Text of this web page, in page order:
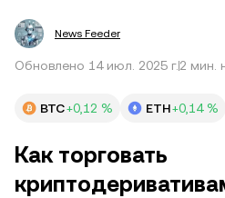
News Feeder
Обновлено 14 июл. 2025 г. 2 мин.
BTC+0,12 % ETH+0,14 %
Как торговать